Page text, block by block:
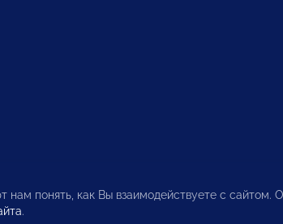
понять, как Вы взаимодействуете с сайтом.
.